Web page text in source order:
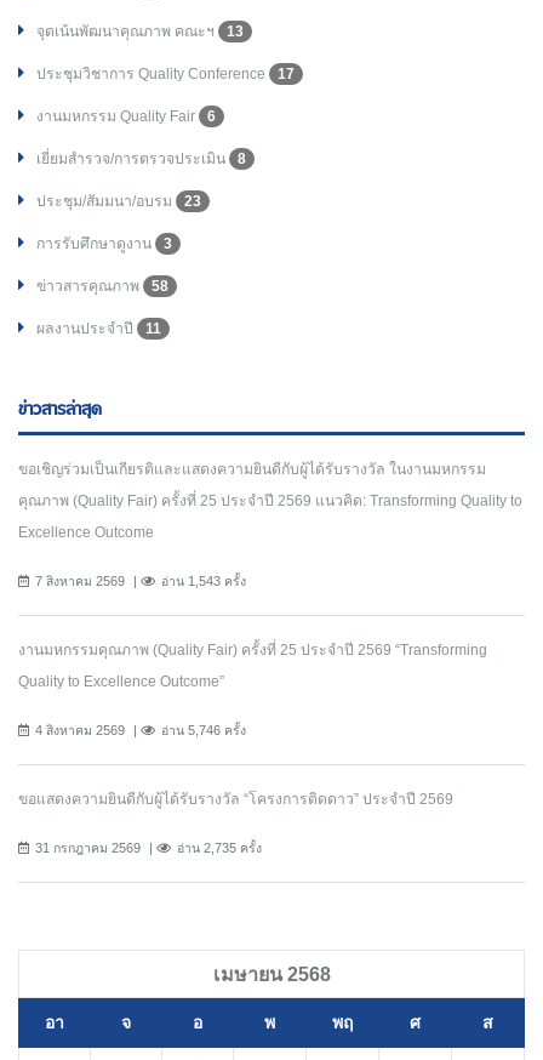
จุดเน้นพัฒนาคุณภาพ คณะฯ 13
ประชุมวิชาการ Quality Conference 17
งานมหกรรม Quality Fair 6
เยี่ยมสำรวจ/การตรวจประเมิน 8
ประชุม/สัมมนา/อบรม 23
การรับศึกษาดูงาน 3
ข่าวสารคุณภาพ 58
ผลงานประจำปี 11
ข่าวสารล่าสุด
ขอเชิญร่วมเป็นเกียรติและแสดงความยินดีกับผู้ได้รับรางวัล ในงานมหกรรม
คุณภาพ (Quality Fair) ครั้งที่ 25 ประจำปี 2569 แนวคิด: Transforming Quality to
Excellence Outcome
7 สิงหาคม 2569 อ่าน 1,543 ครั้ง
งานมหกรรมคุณภาพ (Quality Fair) ครั้งที่ 25 ประจำปี 2569 “Transforming
Quality to Excellence Outcome”
4 สิงหาคม 2569 อ่าน 5,746 ครั้ง
ขอแสดงความยินดีกับผู้ได้รับรางวัล “โครงการติดดาว” ประจำปี 2569
31 กรกฎาคม 2569 อ่าน 2,735 ครั้ง
เมษายน 2568
อา จ อ พ พฤ ศ ส